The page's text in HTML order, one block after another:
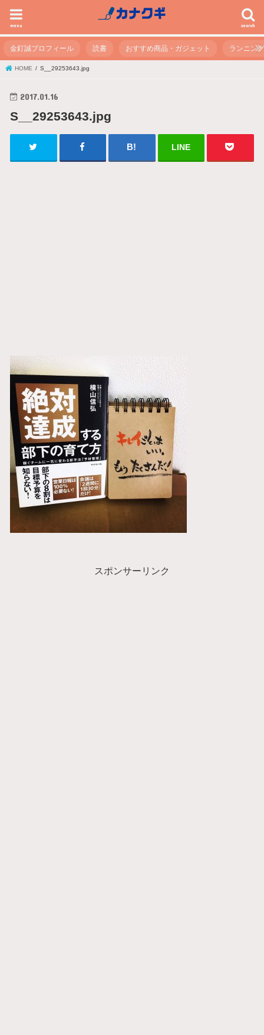
search
menu
金釘誠プロフィール 読書 おすすめ商品・ガジェット ランニング
HOME S__29253643.jpg
2017.01.16
S__29253643.jpg
LINE
スポンサーリンク